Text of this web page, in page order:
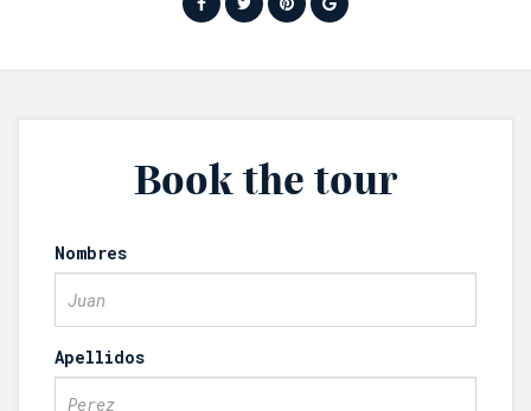
Book the tour
Nombres
Apellidos